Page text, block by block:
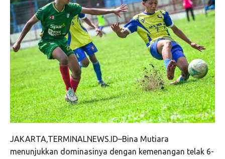
JAKARTA,TERMINALNEWS.ID–Bina Mutiara
menunjukkan dominasinya dengan kemenangan telak 6-